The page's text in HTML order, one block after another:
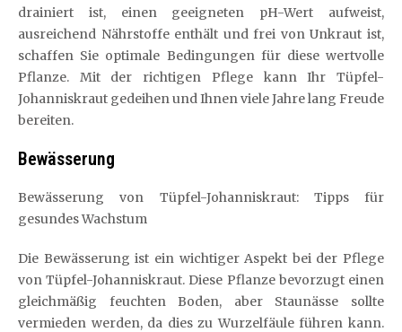
drainiert ist, einen geeigneten pH-Wert aufweist,
ausreichend Nährstoffe enthält und frei von Unkraut ist,
schaffen Sie optimale Bedingungen für diese wertvolle
Pflanze. Mit der richtigen Pflege kann Ihr Tüpfel-
Johanniskraut gedeihen und Ihnen viele Jahre lang Freude
bereiten.
Bewässerung
Bewässerung von Tüpfel-Johanniskraut: Tipps für
gesundes Wachstum
Die Bewässerung ist ein wichtiger Aspekt bei der Pflege
von Tüpfel-Johanniskraut. Diese Pflanze bevorzugt einen
gleichmäßig feuchten Boden, aber Staunässe sollte
vermieden werden, da dies zu Wurzelfäule führen kann.